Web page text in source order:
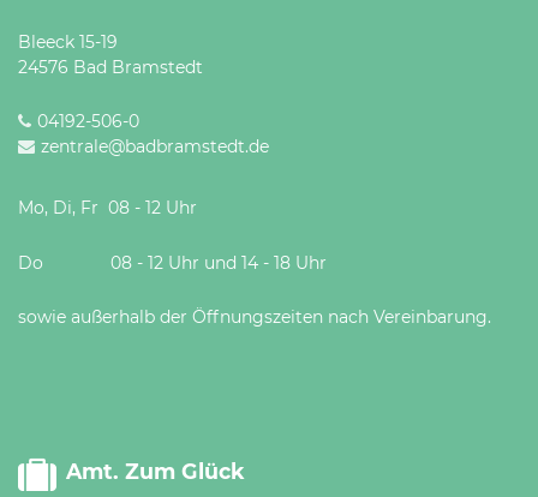
Bleeck 15-19
24576 Bad Bramstedt
04192-506-0
zentrale@badbramstedt.de
Mo, Di, Fr 08 - 12 Uhr
Do 08 - 12 Uhr und 14 - 18 Uhr
sowie außerhalb der Öffnungszeiten nach Vereinbarung.
Amt. Zum Glück